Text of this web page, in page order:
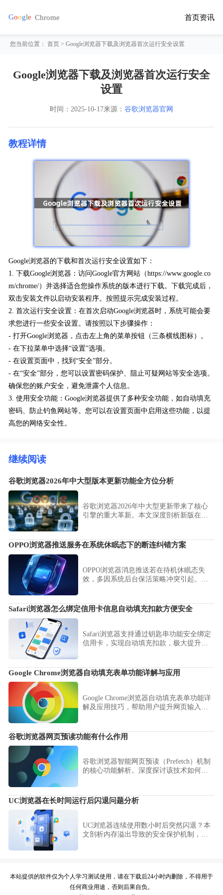
首页资讯
您当前位置：首页 > Google浏览器下载及浏览器首次运行安全设置
Google浏览器下载及浏览器首次运行安全
设置
时间： 2025-10-17来源： 谷歌浏览器官网
教程详情
Google浏览器的下载和首次运行安全设置如下：
1. 下载Google浏览器：访问Google官方网站（https://www.google.co
m/chrome/）并选择适合您操作系统的版本进行下载。下载完成后，
双击安装文件以启动安装程序。按照提示完成安装过程。
2. 首次运行安全设置：在首次启动Google浏览器时，系统可能会要
求您进行一些安全设置。请按照以下步骤操作：
- 打开Google浏览器，点击左上角的菜单按钮（三条横线图标）。
- 在下拉菜单中选择“设置”选项。
- 在设置页面中，找到“安全”部分。
- 在“安全”部分，您可以设置密码保护、阻止可疑网站等安全选项。
确保您的账户安全，避免泄露个人信息。
3. 使用安全功能：Google浏览器提供了多种安全功能，如自动填充
密码、防止钓鱼网站等。您可以在设置页面中启用这些功能，以提
高您的网络安全性。
继续阅读
谷歌浏览器2026年中大型版本更新功能全方位分析
谷歌浏览器2026年中大型更新带来了核心
引擎的重大革新。本文深度剖析新版在图
生产力工具的技术趋势。
OPPO浏览器推送服务在系统休眠态下的断连纠错方案
OPPO浏览器消息推送若在待机休眠态失
效，多因系统后台保活策略冲突引起。本
消息在长时间休眠后依然能稳定送达。
Safari浏览器怎么绑定信用卡信息自动填充扣款方便安全
Safari浏览器支持通过钥匙串功能安全绑定
信用卡，实现自动填充扣款，极大提升购
下，尽享一键支付便捷。
Google Chrome浏览器自动填充表单功能详解与应用
Google Chrome浏览器自动填充表单功能详
解及应用技巧，帮助用户提升网页输入效
谷歌浏览器网页预读功能有什么作用
谷歌浏览器智能网页预读（Prefetch）机制
的核心功能解析。深度探讨该技术如何通
频业务场景下的页面瞬时感知速度。
UC浏览器在长时间运行后闪退问题分析
UC浏览器连续使用数小时后突然闪退？本
文剖析内存溢出导致的安全保护机制，建
本站提供的软件仅为个人学习测试使用，请在下载后24小时内删除，不得用于
任何商业用途，否则后果自负。